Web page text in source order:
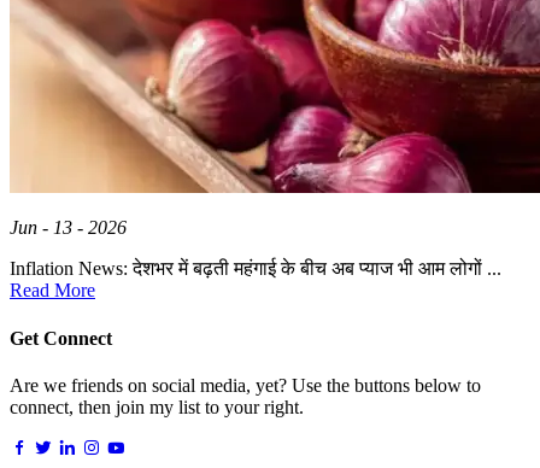
Jun - 13 - 2026
Inflation News: देशभर में बढ़ती महंगाई के बीच अब प्याज भी आम लोगों ...
Read More
Get Connect
Are we friends on social media, yet? Use the buttons below to
connect, then join my list to your right.